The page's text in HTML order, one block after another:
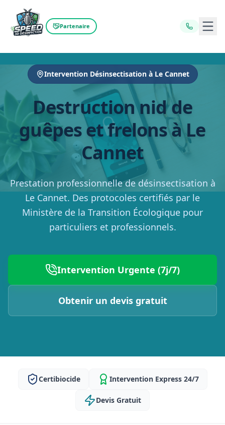
Partenaire
Intervention Désinsectisation à Le Cannet
Destruction nid de
guêpes et frelons à Le
Cannet
Prestation professionnelle de désinsectisation à
Le Cannet. Des protocoles certifiés par le
Ministère de la Transition Écologique pour
particuliers et professionnels.
Intervention Urgente (7j/7)
Obtenir un devis gratuit
Certibiocide Intervention Express 24/7
Devis Gratuit